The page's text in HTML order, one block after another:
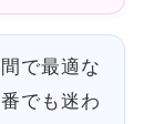
で最適な
でも迷わ